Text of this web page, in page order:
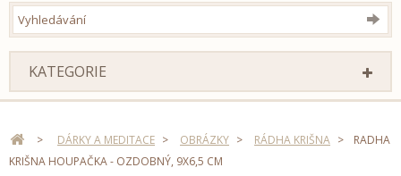
KATEGORIE
> DÁRKY A MEDITACE > OBRÁZKY > RÁDHA KRIŠNA >
RADHA
KRIŠNA HOUPAČKA - OZDOBNÝ, 9X6,5 CM